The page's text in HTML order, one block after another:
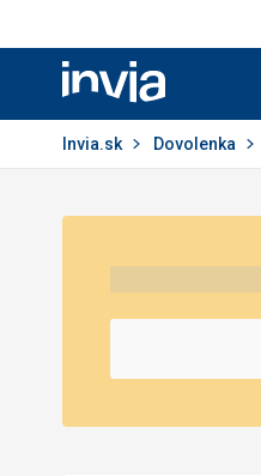
Invia.sk
Invia.sk Dovolenka